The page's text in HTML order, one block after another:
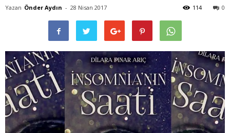
Yazan Önder Aydın - 28 Nisan 2017 0
114